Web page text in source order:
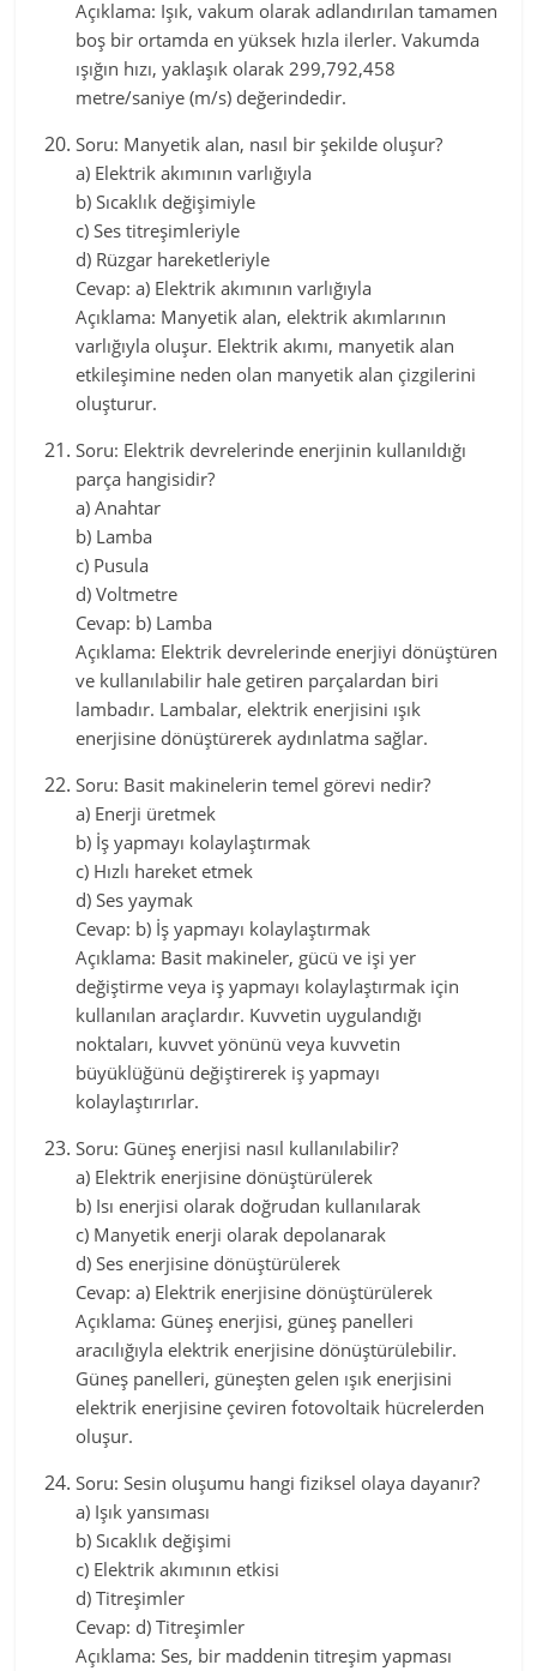
Açıklama: Işık, vakum olarak adlandırılan tamamen
boş bir ortamda en yüksek hızla ilerler. Vakumda
ışığın hızı, yaklaşık olarak 299,792,458
metre/saniye (m/s) değerindedir.
Soru: Manyetik alan, nasıl bir şekilde oluşur?
a) Elektrik akımının varlığıyla
b) Sıcaklık değişimiyle
c) Ses titreşimleriyle
d) Rüzgar hareketleriyle
Cevap: a) Elektrik akımının varlığıyla
Açıklama: Manyetik alan, elektrik akımlarının
varlığıyla oluşur. Elektrik akımı, manyetik alan
etkileşimine neden olan manyetik alan çizgilerini
oluşturur.
Soru: Elektrik devrelerinde enerjinin kullanıldığı
parça hangisidir?
a) Anahtar
b) Lamba
c) Pusula
d) Voltmetre
Cevap: b) Lamba
Açıklama: Elektrik devrelerinde enerjiyi dönüştüren
ve kullanılabilir hale getiren parçalardan biri
lambadır. Lambalar, elektrik enerjisini ışık
enerjisine dönüştürerek aydınlatma sağlar.
Soru: Basit makinelerin temel görevi nedir?
a) Enerji üretmek
b) İş yapmayı kolaylaştırmak
c) Hızlı hareket etmek
d) Ses yaymak
Cevap: b) İş yapmayı kolaylaştırmak
Açıklama: Basit makineler, gücü ve işi yer
değiştirme veya iş yapmayı kolaylaştırmak için
kullanılan araçlardır. Kuvvetin uygulandığı
noktaları, kuvvet yönünü veya kuvvetin
büyüklüğünü değiştirerek iş yapmayı
kolaylaştırırlar.
Soru: Güneş enerjisi nasıl kullanılabilir?
a) Elektrik enerjisine dönüştürülerek
b) Isı enerjisi olarak doğrudan kullanılarak
c) Manyetik enerji olarak depolanarak
d) Ses enerjisine dönüştürülerek
Cevap: a) Elektrik enerjisine dönüştürülerek
Açıklama: Güneş enerjisi, güneş panelleri
aracılığıyla elektrik enerjisine dönüştürülebilir.
Güneş panelleri, güneşten gelen ışık enerjisini
elektrik enerjisine çeviren fotovoltaik hücrelerden
oluşur.
Soru: Sesin oluşumu hangi fiziksel olaya dayanır?
a) Işık yansıması
b) Sıcaklık değişimi
c) Elektrik akımının etkisi
d) Titreşimler
Cevap: d) Titreşimler
Açıklama: Ses, bir maddenin titreşim yapması